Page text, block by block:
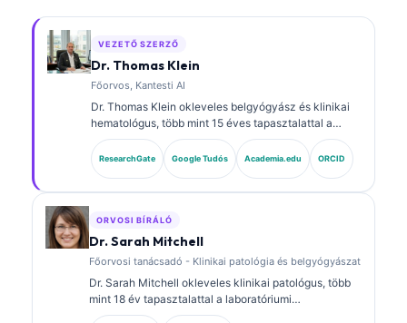
VEZETŐ SZERZŐ
Dr. Thomas Klein
Főorvos, Kantesti AI
Dr. Thomas Klein okleveles belgyógyász és klinikai
hematológus, több mint 15 éves tapasztalattal a
laboratóriumi orvoslás és az AI-támogatott klinikai
elemzés területén. A Kantesti AI vezérorvosaként
(Chief Medical Officer) biztosítja a saját fejlesztésű
értelmezésről és laboratóriumi diagnosztikáról
laboratóriumi orvostudományi témákban.
ResearchGate Google Tudós Academia.edu ORCID
ORVOSI BÍRÁLÓ
Dr. Sarah Mitchell
Főorvosi tanácsadó - Klinikai patológia és belgyógyászat
Dr. Sarah Mitchell okleveles klinikai patológus, több
mint 18 év tapasztalattal a laboratóriumi
orvostudomány és a diagnosztikai elemzés területén.